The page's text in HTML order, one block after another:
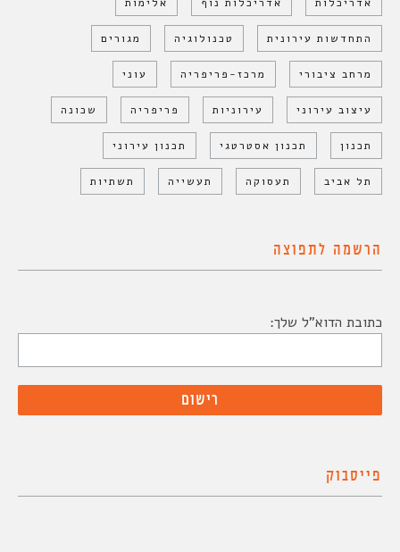
התחדשות עירונית טכנולוגיה מגורים
מרחב ציבורי מרכז-פריפריה עוני
עיצוב עירוני עירוניות פריפריה שכונה
תכנון תכנון אסטרטגי תכנון עירוני
תל אביב תעסוקה תעשייה תשתיות
הרשמה לתפוצה
כתובת הדוא"ל שלך:
פייסבוק